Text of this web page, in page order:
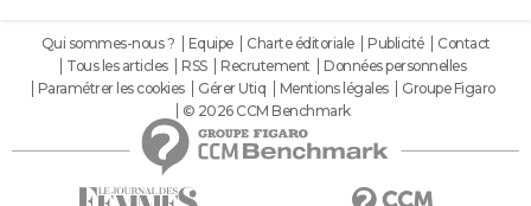
Qui sommes-nous ? Equipe Charte éditoriale Publicité
Contact
Tous les articles
RSS Recrutement
Données personnelles
Paramétrer les cookies
Gérer Utiq Mentions légales
Groupe Figaro
© 2026 CCM Benchmark